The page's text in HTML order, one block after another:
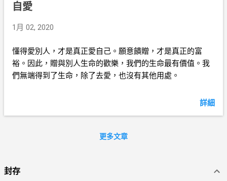
自愛
1月 02, 2020
懂得愛別人，才是真正愛自己。願意饋贈，才是真正的富
裕。因此，贈與別人生命的歡樂，我們的生命最有價值。我
們無端得到了生命，除了去愛，也沒有其他用處。
詳細
更多文章
封存